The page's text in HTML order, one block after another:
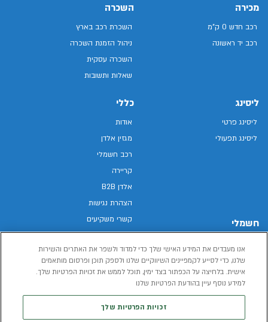
מכירה
רכב חדש 0 ק"מ
רכב יד ראשונה
השכרה
השכרת רכב בארץ
ניהול הזמנת השכרה
השכרה עסקית
שאלות ותשובות
ליסינג
ליסינג פרטי
ליסינג תפעולי
חשמלי
רכב חשמלי
הכל על רכב חשמלי
כללי
אודות
מגזין אלדן
רכב חשמלי
קריירה
אלדן B2B
הצהרת נגישות
קשרי משקיעים
מפת האתר
מדיניות פרטיות
תנאי שימוש
אנו מעבדים את המידע האישי שלך כדי למדוד ולשפר את האתרים והשירות
שלנו, כדי לסייע לקמפיינים השיווקיים שלנו ולספק תוכן ופרסום מותאמים
אישית. בלחיצה על הכפתור בצד ימין, תוכל לממש את זכויות הפרטיות שלך.
למידע נוסף עיין בהודעת הפרטיות שלנו
זכויות הפרטיות שלך